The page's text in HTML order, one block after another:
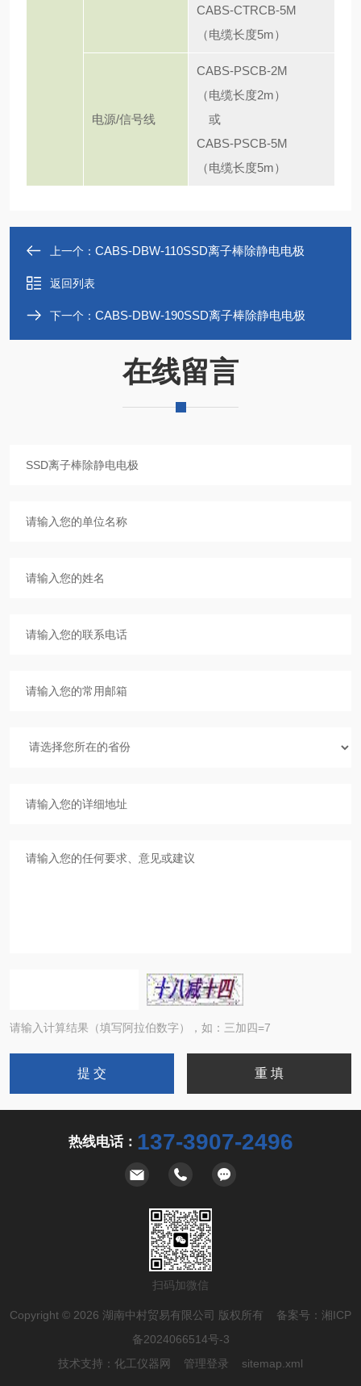
CABS-CTRCB-5M
（电缆长度5m）
电源/信号线
CABS-PSCB-2M
（电缆长度2m）
或
CABS-PSCB-5M
（电缆长度5m）
上一个： CABS-DBW-110SSD离子棒除静电电极
返回列表
下一个： CABS-DBW-190SSD离子棒除静电电极
在线留言
请输入计算结果（填写阿拉伯数字），如：三加四=7
热线电话： 137-3907-2496
扫码加微信
Copyright © 2026 湖南中村贸易有限公司 版权所有 备案号： 湘ICP
备2024066514号-3
技术支持： 化工仪器网 管理登录 sitemap.xml